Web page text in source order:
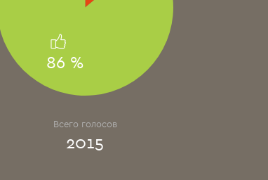
86 %
Всего голосов
2015